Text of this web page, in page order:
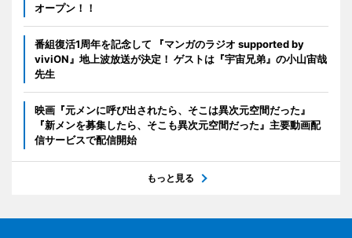
オープン！！
番組復活1周年を記念して 『マンガのラジオ supported by
viviON』地上波放送が決定！ ゲストは『宇宙兄弟』の小山宙哉
先生
映画『元メンに呼び出されたら、そこは異次元空間だった』
『新メンを募集したら、そこも異次元空間だった』主要動画配
信サービスで配信開始
もっと見る